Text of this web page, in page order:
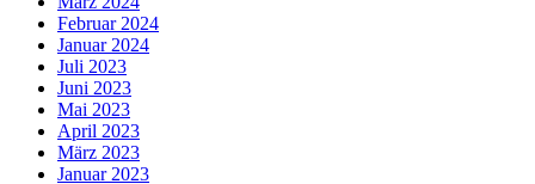
Februar 2024
Januar 2024
Juli 2023
Juni 2023
Mai 2023
April 2023
März 2023
Januar 2023